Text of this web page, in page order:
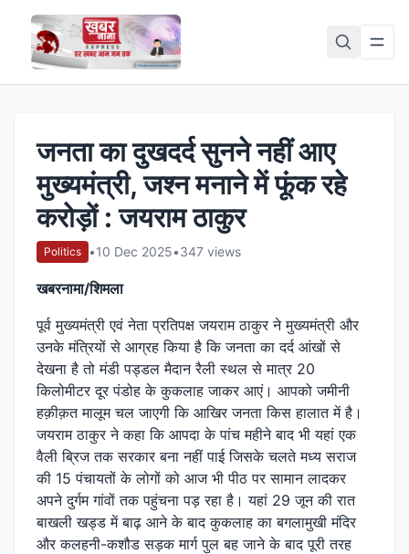
जनता का दुखदर्द सुनने नहीं आए
मुख्यमंत्री, जश्न मनाने में फूंक रहे
करोड़ों : जयराम ठाकुर
Politics •10 Dec 2025•347 views
खबरनामा/शिमला
पूर्व मुख्यमंत्री एवं नेता प्रतिपक्ष जयराम ठाकुर ने मुख्यमंत्री और
उनके मंत्रियों से आग्रह किया है कि जनता का दर्द आंखों से
देखना है तो मंडी पड्डल मैदान रैली स्थल से मात्र 20
किलोमीटर दूर पंडोह के कुकलाह जाकर आएं। आपको जमीनी
हक़ीक़त मालूम चल जाएगी कि आखिर जनता किस हालात में है।
जयराम ठाकुर ने कहा कि आपदा के पांच महीने बाद भी यहां एक
वैली ब्रिज तक सरकार बना नहीं पाई जिसके चलते मध्य सराज
की 15 पंचायतों के लोगों को आज भी पीठ पर सामान लादकर
अपने दुर्गम गांवों तक पहुंचना पड़ रहा है। यहां 29 जून की रात
बाखली खड्ड में बाढ़ आने के बाद कुकलाह का बगलामुखी मंदिर
और कलहनी-कशौड सड़क मार्ग पुल बह जाने के बाद पूरी तरह